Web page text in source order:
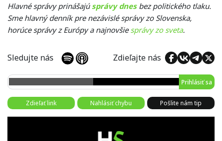
Hlavné správy prinášajú správy dnesbez politického tlaku.
Sme hlavný denník pre nezávislé správy zo Slovenska,
horúce správy z Európy a najnovšie správy zo sveta.
Sledujte nás Zdieľajte nás
Prihlásiť sa
Zdieľať link Nahlásiť chybu Pošlite nám tip